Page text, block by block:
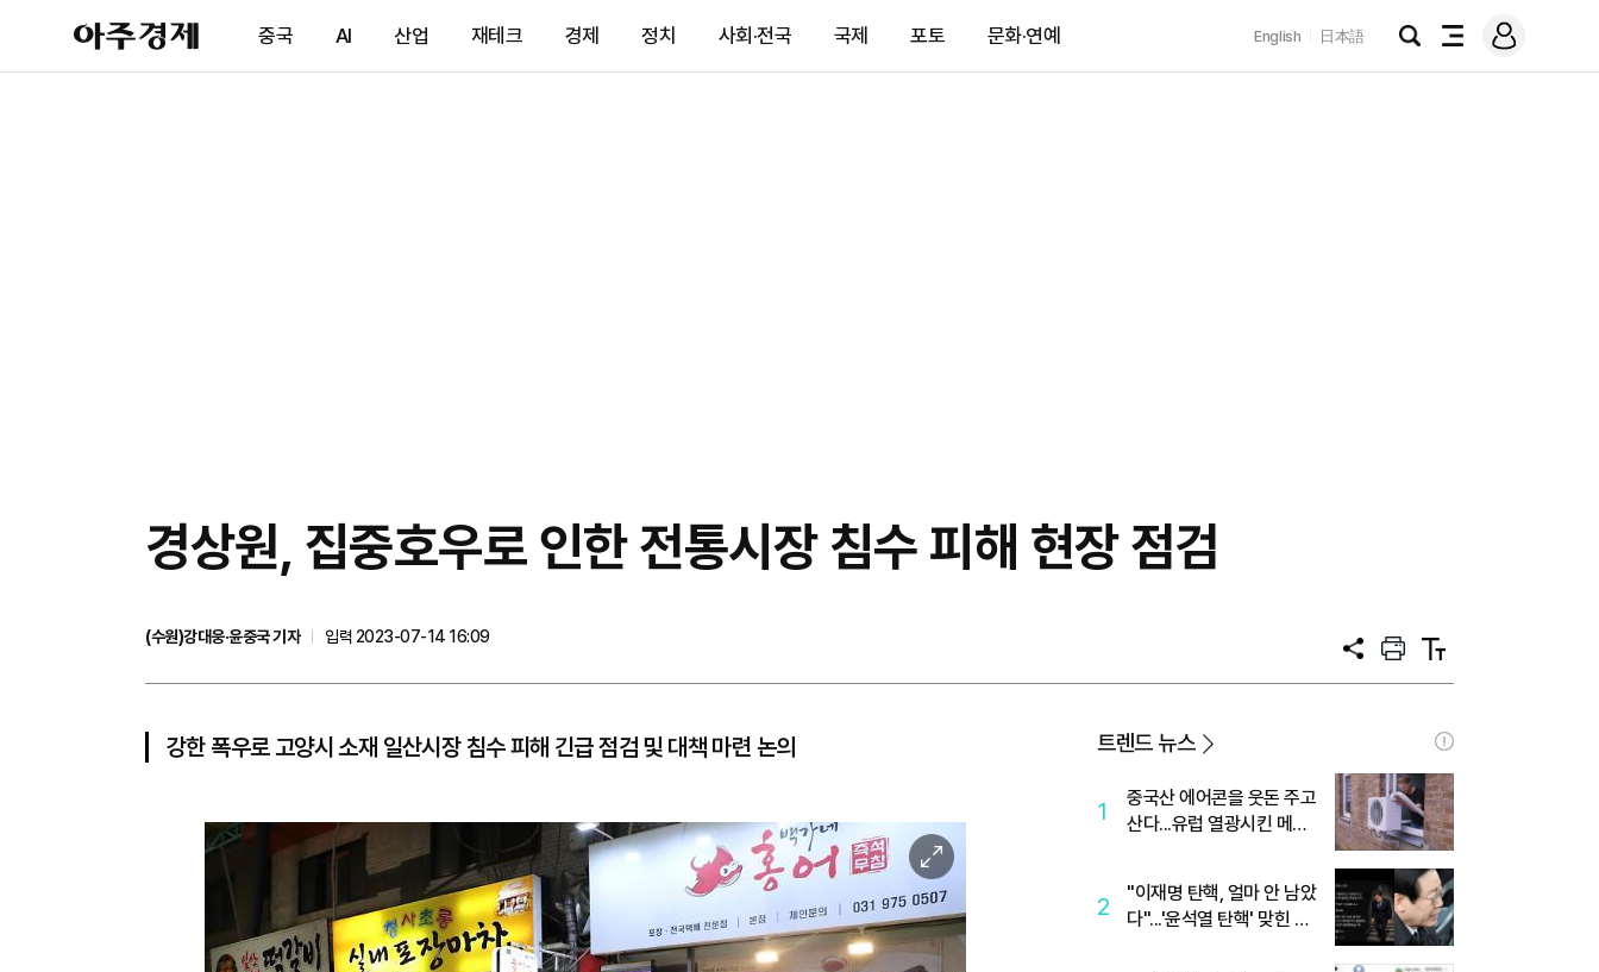
아
주
제
중국 AI 산업 재테크 경제 정치 사회·전국 국제 포토 문화·연예 English 日本語
검
전
메
그
경상원, 집중호우로 인한 전통시장 침수 피해 현장 점검
(수원)강대웅·윤중국 기자
입력 2023-07-14 16:09
공
프
트
텍
트
강한 폭우로 고양시 소재 일산시장 침수 피해 긴급 점검 및 대책 마련 논의
이
미
지
확
트렌드 뉴스
1
중국산 에어콘을 웃돈 주고
산다...유럽 열광시킨 메이
2
"이재명 탄핵, 얼마 안 남았
다"...'윤석열 탄핵' 맞힌 무